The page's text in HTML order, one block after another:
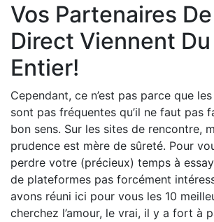
Vos Partenaires
Direct Viennent
Entier!
Cependant, ce n’est pas parce que
sont pas fréquentes qu’il ne faut pas
bon sens. Sur les sites de rencontre,
prudence est mère de sûreté. Pour
perdre votre (précieux) temps à
de plateformes pas forcément
avons réuni ici pour vous les 10
cherchez l’amour, le vrai, il y a fort à